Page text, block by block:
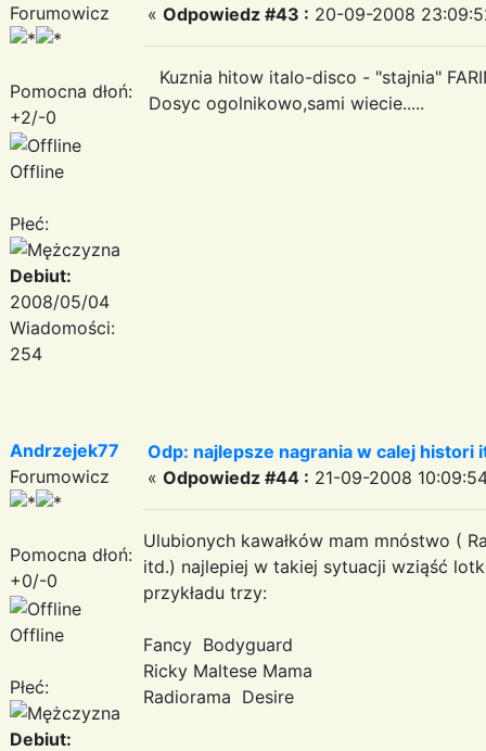
Forumowicz
Pomocna dłoń:
+2/-0
Offline
Płeć:
Debiut:
2008/05/04
Wiadomości:
254
« Odpowiedz #43 : 20-09-2008
Kuznia hitow italo-disco - "stajnia"
Dosyc ogolnikowo,sami wiecie.....
Andrzejek77
Forumowicz
Pomocna dłoń:
+0/-0
Offline
Płeć:
Debiut:
Odp: najlepsze nagrania w calej histori
« Odpowiedz #44 : 21-09-2008
Ulubionych kawałków mam mnóstwo (
itd.) najlepiej w takiej sytuacji wziąść
przykładu trzy:
Fancy Bodyguard
Ricky Maltese Mama
Radiorama Desire